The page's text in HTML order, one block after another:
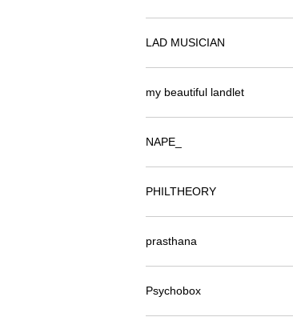
LAD MUSICIAN
my beautiful landlet
NAPE_
PHILTHEORY
prasthana
Psychobox